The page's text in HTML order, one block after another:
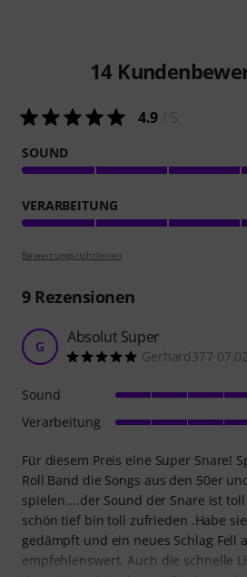
14
4.9
SOUND
VERARBEITUNG
Bewertungsrichtlinien
9Rezensionen
G Absolut Super
Gerhard377
Für diesem Preis eine Super Snare!
Roll Band die Songs aus den 50er
spielen....der Sound der Snare ist
schön tief bin toll zufrieden .Habe
gedämpft und ein neues Schlag Fell
empfehlenswert. Auch die schnelle
Sound
Verarbeitung